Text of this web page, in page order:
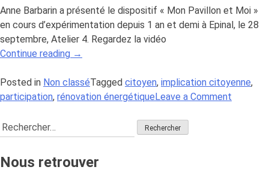
le
13
Décembre »
l’année
s’est
Décembre
Anne Barbarin a présenté le dispositif « Mon Pavillon et Moi »
en cours d’expérimentation depuis 1 an et demi à Epinal, le 28
septembre, Atelier 4. Regardez la vidéo
Continue reading « « Mon
et
Moi »
rencontres
le
→
Posted in Non classéTagged citoyen, implication citoyenne,
participation, rénovation énergétiqueLeave a Comment
Rechercher :
Nous retrouver